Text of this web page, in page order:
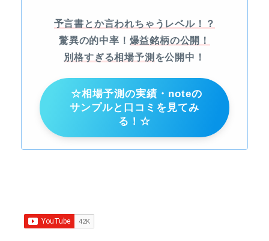
予言書とか言われちゃうレベル！？
驚異の的中率！ 爆益銘柄の公開！
別格すぎる相場予測 を公開中！
☆相場予測の実績・noteの
サンプルと口コミを見てみ
る！☆